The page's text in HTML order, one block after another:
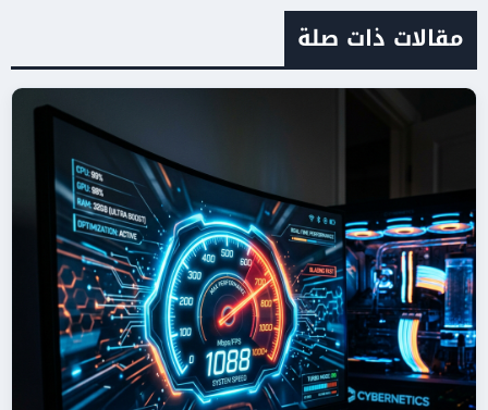
مقالات ذات صلة